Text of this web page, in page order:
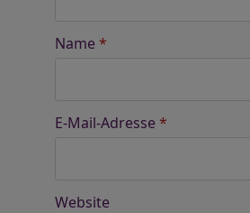
Name *
E-Mail-Adresse *
Website